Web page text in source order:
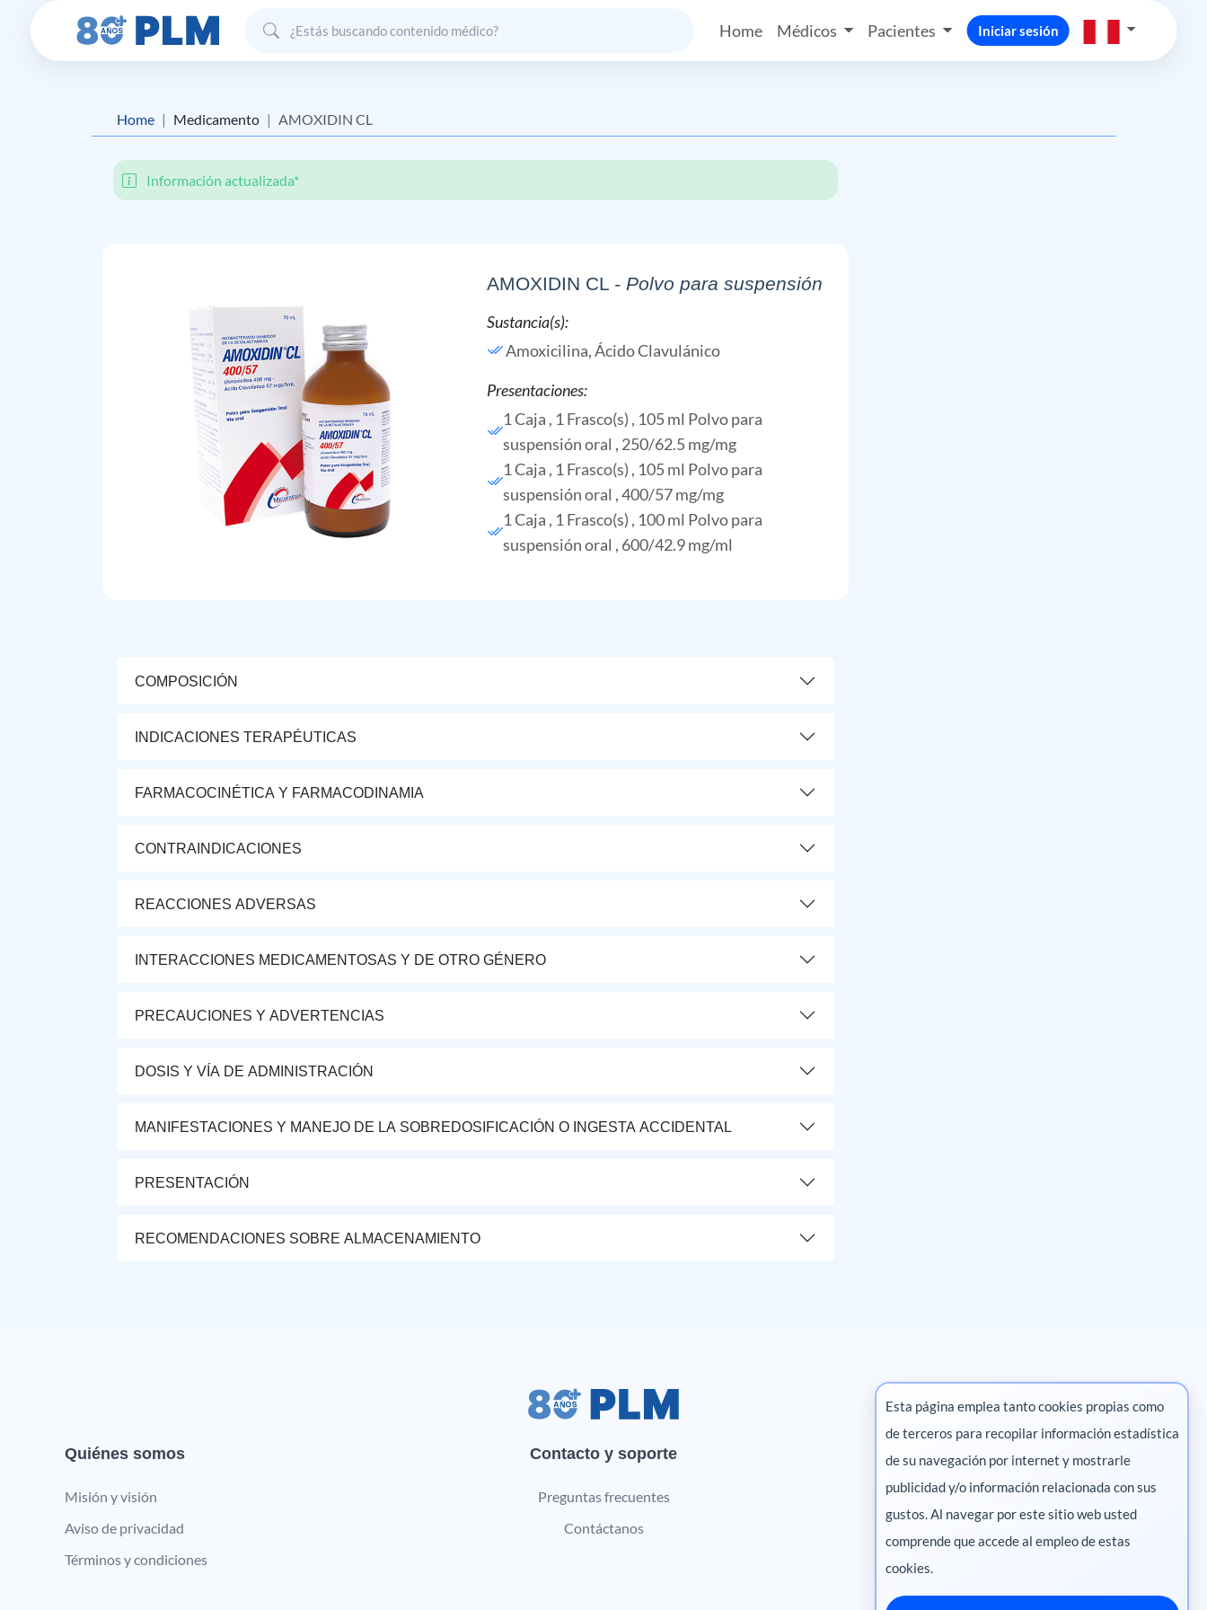
Home Médicos Pacientes Iniciar sesión
Home Medicamento AMOXIDIN CL
Información actualizada*
AMOXIDIN CL - Polvo para suspensión
Sustancia(s):
Amoxicilina,Ácido Clavulánico
Presentaciones:
1 Caja , 1 Frasco(s) , 105 ml Polvo para
suspensión oral , 250/62.5 mg/mg
1 Caja , 1 Frasco(s) , 105 ml Polvo para
suspensión oral , 400/57 mg/mg
1 Caja , 1 Frasco(s) , 100 ml Polvo para
suspensión oral , 600/42.9 mg/ml
COMPOSICIÓN
INDICACIONES TERAPÉUTICAS
FARMACOCINÉTICA Y FARMACODINAMIA
CONTRAINDICACIONES
REACCIONES ADVERSAS
INTERACCIONES MEDICAMENTOSAS Y DE OTRO GÉNERO
PRECAUCIONES Y ADVERTENCIAS
DOSIS Y VÍA DE ADMINISTRACIÓN
MANIFESTACIONES Y MANEJO DE LA SOBREDOSIFICACIÓN O INGESTA ACCIDENTAL
PRESENTACIÓN
RECOMENDACIONES SOBRE ALMACENAMIENTO
Quiénes somos
Misión y visión
Aviso de privacidad
Términos y condiciones
Contacto y soporte
Preguntas frecuentes
Contáctanos
Marketing digital
Pharma
Esta página emplea tanto cookies propias como
de terceros para recopilar información estadística
de su navegación por internet y mostrarle
publicidad y/o información relacionada con sus
gustos. Al navegar por este sitio web usted
comprende que accede al empleo de estas
cookies.